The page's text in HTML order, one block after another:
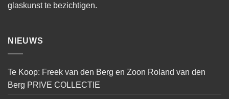
glaskunst te bezichtigen.
NIEUWS
Te Koop: Freek van den Berg en Zoon Roland van den
Berg PRIVE COLLECTIE